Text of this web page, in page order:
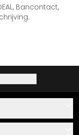
Bancontact,